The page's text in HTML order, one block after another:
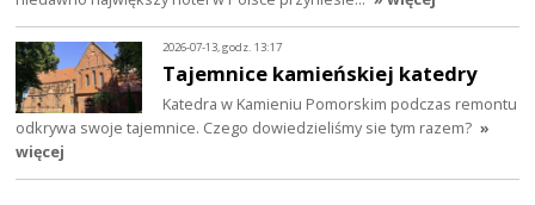
2026-07-13, godz. 13:17
Tajemnice kamieńskiej katedry
Katedra w Kamieniu Pomorskim podczas remontu
odkrywa swoje tajemnice. Czego dowiedzieliśmy sie tym razem? »
więcej